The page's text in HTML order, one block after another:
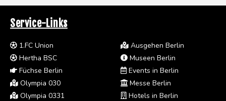
Service-Links
1.FC Union
Hertha BSC
Füchse Berlin
Olympia 030
Olympia 0331
Ausgehen Berlin
Museen Berlin
Events in Berlin
Messe Berlin
Hotels in Berlin